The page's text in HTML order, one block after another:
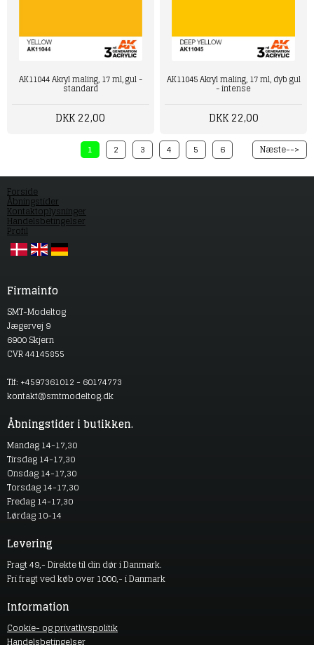
AK11044 Akryl maling, 17 ml, gul -
standard
DKK 22,00
AK11045 Akryl maling, 17 ml, dyb gul
- intense
DKK 22,00
1 2 3 4 5 6 Næste-->
Forside
Åbningstider
Kontaktoplysninger
Handelsbetingelser
Profil
Firmainfo
SMT-Modeltog
Jægervej 9
6900 Skjern
CVR 44145855
Tlf: +4597361012 - 60174773
kontakt@smtmodeltog.dk
Åbningstider i butikken.
Mandag 14-17,30
Tirsdag 14-17,30
Onsdag 14-17,30
Torsdag 14-17,30
Fredag 14-17,30
Lørdag 10-14
Levering
Fragt 49,- Direkte til din dør i Danmark.
Fri fragt ved køb over 1000,- i Danmark
Information
Cookie- og privatlivspolitik
Handelsbetingelser